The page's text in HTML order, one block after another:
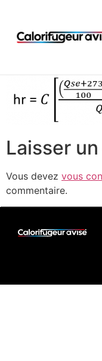
Laisser
Vous devez vous
commentaire.